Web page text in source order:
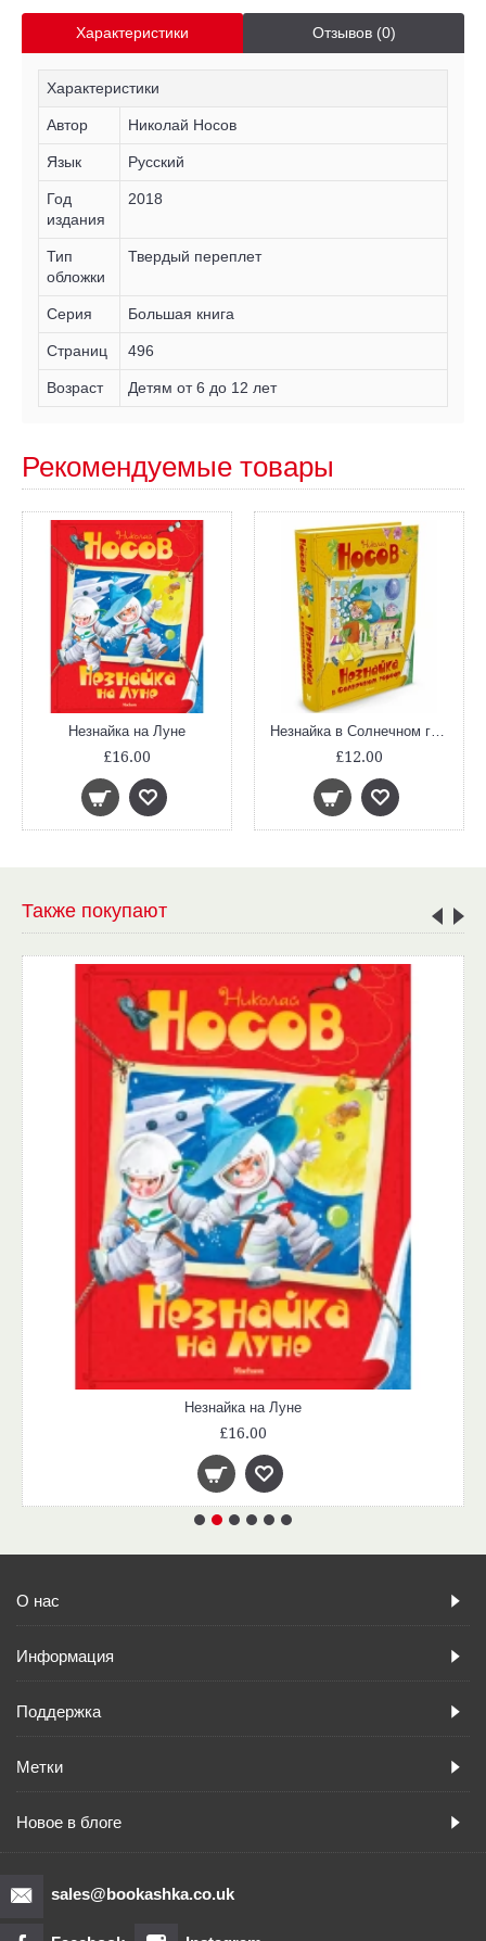
Характеристики Отзывов (0)
Характеристики
Автор Николай Носов
Язык Русский
Год
издания
2018
Тип
обложки
Твердый переплет
Серия Большая книга
Страниц 496
Возраст Детям от 6 до 12 лет
Рекомендуемые товары
Незнайка на Луне
£16.00 £12.00
Также покупают
Незнайка на Луне
£16.00
О нас
Информация
Поддержка
Метки
Новое в блоге
sales@bookashka.co.uk